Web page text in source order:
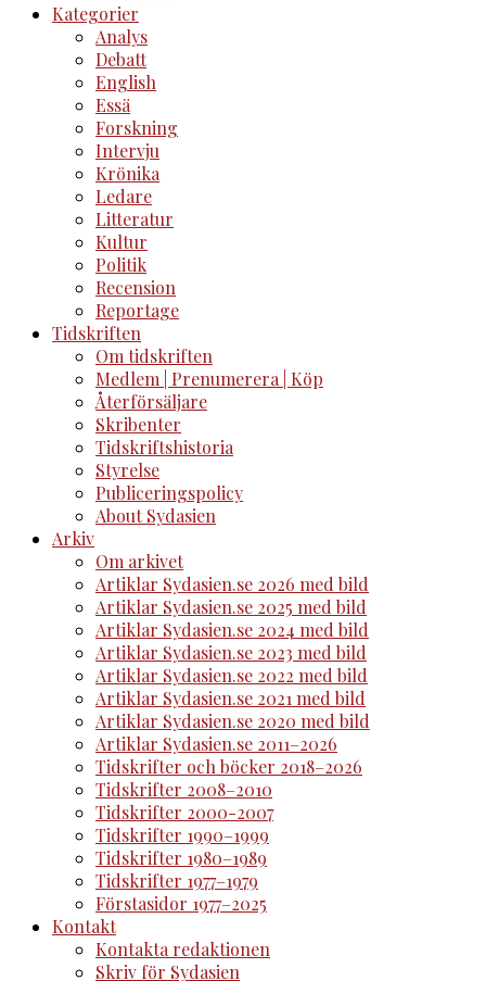
Kategorier
Analys
Debatt
English
Essä
Forskning
Intervju
Krönika
Ledare
Litteratur
Kultur
Politik
Recension
Reportage
Tidskriften
Om tidskriften
Medlem | Prenumerera | Köp
Återförsäljare
Skribenter
Tidskriftshistoria
Styrelse
Publiceringspolicy
About Sydasien
Arkiv
Om arkivet
Artiklar Sydasien.se 2026 med bild
Artiklar Sydasien.se 2025 med bild
Artiklar Sydasien.se 2024 med bild
Artiklar Sydasien.se 2023 med bild
Artiklar Sydasien.se 2022 med bild
Artiklar Sydasien.se 2021 med bild
Artiklar Sydasien.se 2020 med bild
Artiklar Sydasien.se 2011–2026
Tidskrifter och böcker 2018–2026
Tidskrifter 2008–2010
Tidskrifter 2000-2007
Tidskrifter 1990–1999
Tidskrifter 1980–1989
Tidskrifter 1977–1979
Förstasidor 1977–2025
Kontakt
Kontakta redaktionen
Skriv för Sydasien